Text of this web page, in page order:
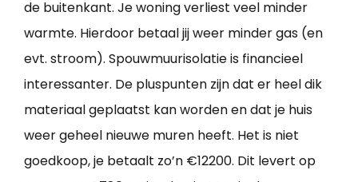
de buitenkant. Je woning verliest veel minder
warmte. Hierdoor betaal jij weer minder gas (en
evt. stroom). Spouwmuurisolatie is financieel
interessanter. De pluspunten zijn dat er heel dik
materiaal geplaatst kan worden en dat je huis
weer geheel nieuwe muren heeft. Het is niet
goedkoop, je betaalt zo’n €12200. Dit levert op